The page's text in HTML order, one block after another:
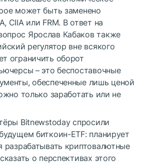
может быть заменено
CIIA или FRM. В ответ на
Ярослав Кабаков также
регулятор вне всякого
ограничить оборот
– это беспоставочные
обеспеченные лишь ценой
только заработать или не
Bitnewstoday спросили
биткоин-ETF: планирует
разрабатывать криптовалютные
о перспективах этого